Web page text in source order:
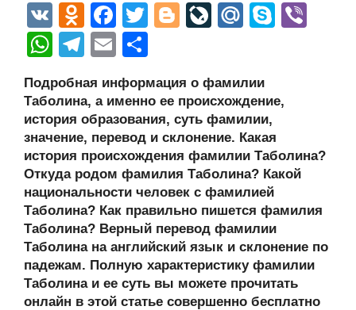
V
K
O
d
n
o
kl
a
ss
ni
ki
F
a
c
e
b
o
o
k
T
er
Bl
g
er
Li
J
o
ur
n
al
M
u
S
e
W
at
s
A
p
p
T
e
gr
a
m
E
ail р
а
в
и
ть
Подробная информация о фамилии
Таболина, а именно ее происхождение,
история образования, суть фамилии,
значение, перевод и склонение. Какая
история происхождения фамилии Таболина?
Откуда родом фамилия Таболина? Какой
национальности человек с фамилией
Таболина? Как правильно пишется фамилия
Таболина? Верный перевод фамилии
Таболина на английский язык и склонение по
падежам. Полную характеристику фамилии
Таболина и ее суть вы можете прочитать
онлайн в этой статье совершенно бесплатно